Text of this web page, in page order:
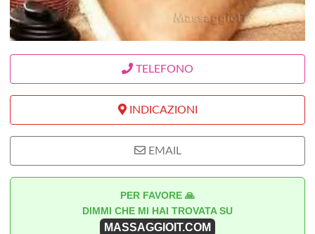
TELEFONO
INDICAZIONI
EMAIL
PER FAVORE 🙏
DIMMI CHE MI HAI TROVATA SU
MASSAGGIOIT.COM